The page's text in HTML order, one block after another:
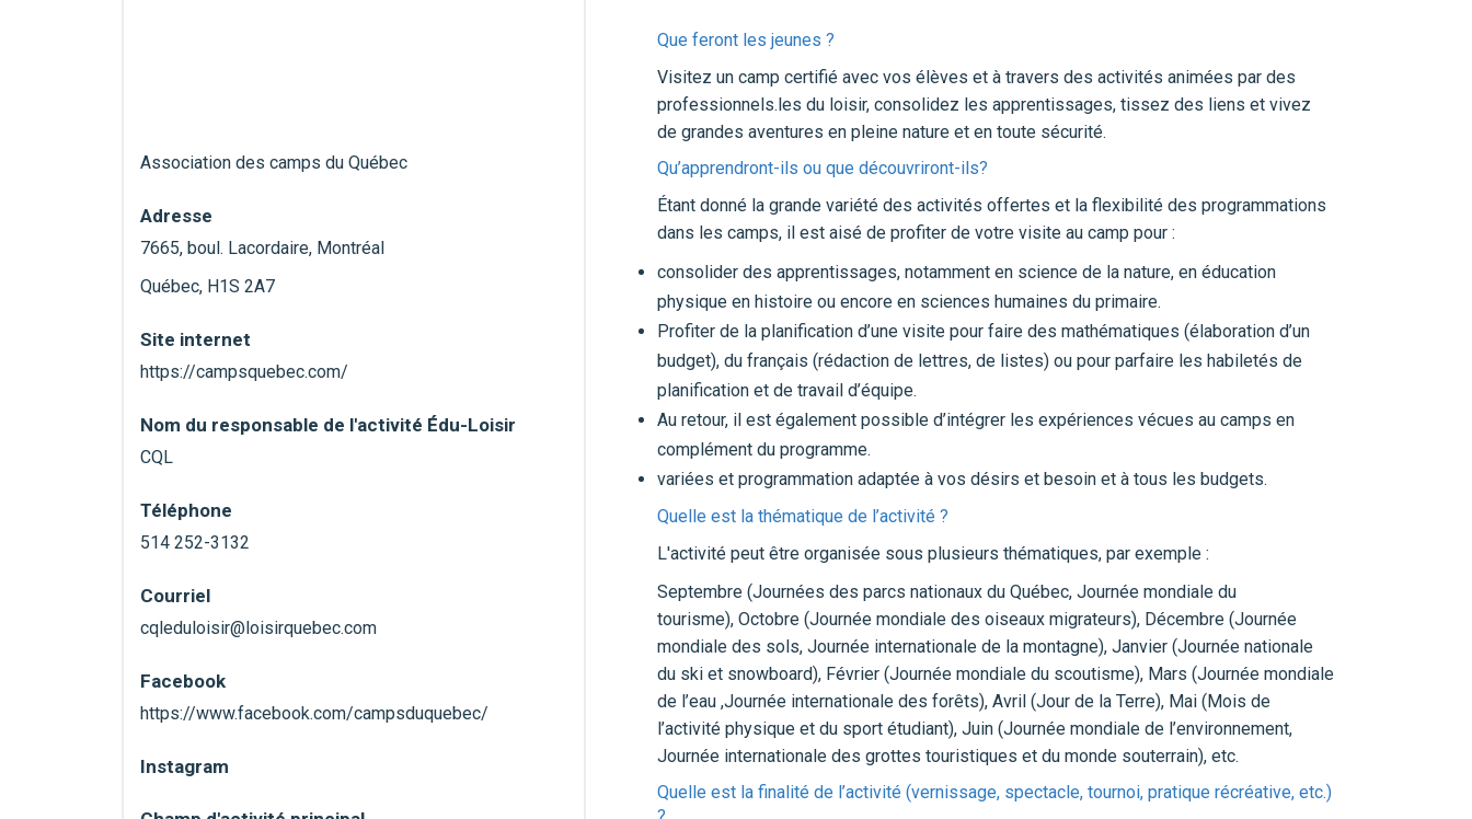
Association des camps du Québec
Adresse
7665, boul. Lacordaire, Montréal
Québec, H1S 2A7
Site internet
https://campsquebec.com/
Nom du responsable de l'activité Édu-Loisir
CQL
Téléphone
514 252-3132
Courriel
cqleduloisir@loisirquebec.com
Facebook
https://www.facebook.com/campsduquebec/
Instagram
Que feront les jeunes ?
Visitez un camp certifié avec vos élèves et à travers des activités animées par des
professionnels.les du loisir, consolidez les apprentissages, tissez des liens et vivez
de grandes aventures en pleine nature et en toute sécurité.
Qu’apprendront-ils ou que découvriront-ils?
Étant donné la grande variété des activités offertes et la flexibilité des programmations
dans les camps, il est aisé de profiter de votre visite au camp pour :
consolider des apprentissages, notamment en science de la nature, en éducation
physique en histoire ou encore en sciences humaines du primaire.
Profiter de la planification d’une visite pour faire des mathématiques (élaboration d’un
budget), du français (rédaction de lettres, de listes) ou pour parfaire les habiletés de
planification et de travail d’équipe.
Au retour, il est également possible d’intégrer les expériences vécues au camps en
complément du programme.
variées et programmation adaptée à vos désirs et besoin et à tous les budgets.
Quelle est la thématique de l’activité ?
L'activité peut être organisée sous plusieurs thématiques, par exemple :
Septembre (Journées des parcs nationaux du Québec, Journée mondiale du
tourisme), Octobre (Journée mondiale des oiseaux migrateurs), Décembre (Journée
mondiale des sols, Journée internationale de la montagne), Janvier (Journée nationale
du ski et snowboard), Février (Journée mondiale du scoutisme), Mars (Journée mondiale
de l’eau ,Journée internationale des forêts), Avril (Jour de la Terre), Mai (Mois de
l’activité physique et du sport étudiant), Juin (Journée mondiale de l’environnement,
Journée internationale des grottes touristiques et du monde souterrain), etc.
Quelle est la finalité de l’activité (vernissage, spectacle, tournoi, pratique récréative, etc.)